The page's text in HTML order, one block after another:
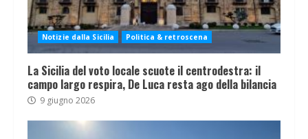
Notizie dalla Sicilia Politica & retroscena
La Sicilia del voto locale scuote il centrodestra: il
campo largo respira, De Luca resta ago della bilancia
9 giugno 2026